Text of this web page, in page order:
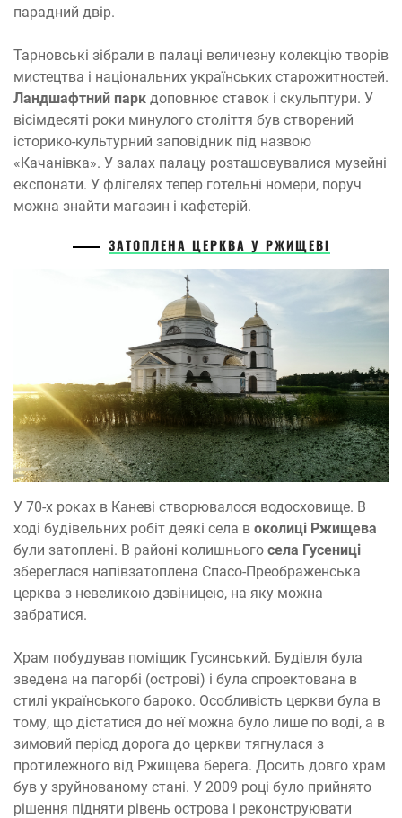
парадний двір.
Тарновські зібрали в палаці величезну колекцію творів
мистецтва і національних українських старожитностей.
Ландшафтний парк доповнює ставок і скульптури. У
вісімдесяті роки минулого століття був створений
історико-культурний заповідник під назвою
«Качанівка». У залах палацу розташовувалися музейні
експонати. У флігелях тепер готельні номери, поруч
можна знайти магазин і кафетерій.
ЗАТОПЛЕНА ЦЕРКВА У РЖИЩЕВІ
У 70-х роках в Каневі створювалося водосховище. В
ході будівельних робіт деякі села в околиці Ржищева
були затоплені. В районі колишнього села Гусениці
збереглася напівзатоплена Спасо-Преображенська
церква з невеликою дзвіницею, на яку можна
забратися.
Храм побудував поміщик Гусинський. Будівля була
зведена на пагорбі (острові) і була спроектована в
стилі українського бароко. Особливість церкви була в
тому, що дістатися до неї можна було лише по воді, а в
зимовий період дорога до церкви тягнулася з
протилежного від Ржищева берега. Досить довго храм
був у зруйнованому стані. У 2009 році було прийнято
рішення підняти рівень острова і реконструювати